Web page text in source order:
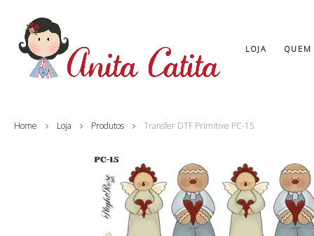
LOJA QUEM
Home Loja Produtos Transfer DTF Primitive PC-15